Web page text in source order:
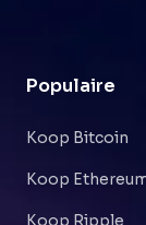
Populaire
Koop Bitcoin
Koop
Koop Ripple